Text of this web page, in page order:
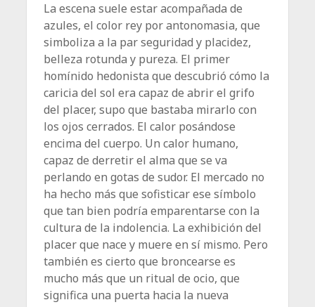
La escena suele estar acompañada de
azules, el color rey por antonomasia, que
simboliza a la par seguridad y placidez,
belleza rotunda y pureza. El primer
homínido hedonista que descubrió cómo la
caricia del sol era capaz de abrir el grifo
del placer, supo que bastaba mirarlo con
los ojos cerrados. El calor posándose
encima del cuerpo. Un calor humano,
capaz de derretir el alma que se va
perlando en gotas de sudor. El mercado no
ha hecho más que sofisticar ese símbolo
que tan bien podría emparentarse con la
cultura de la indolencia. La exhibición del
placer que nace y muere en sí mismo. Pero
también es cierto que broncearse es
mucho más que un ritual de ocio, que
significa una puerta hacia la nueva